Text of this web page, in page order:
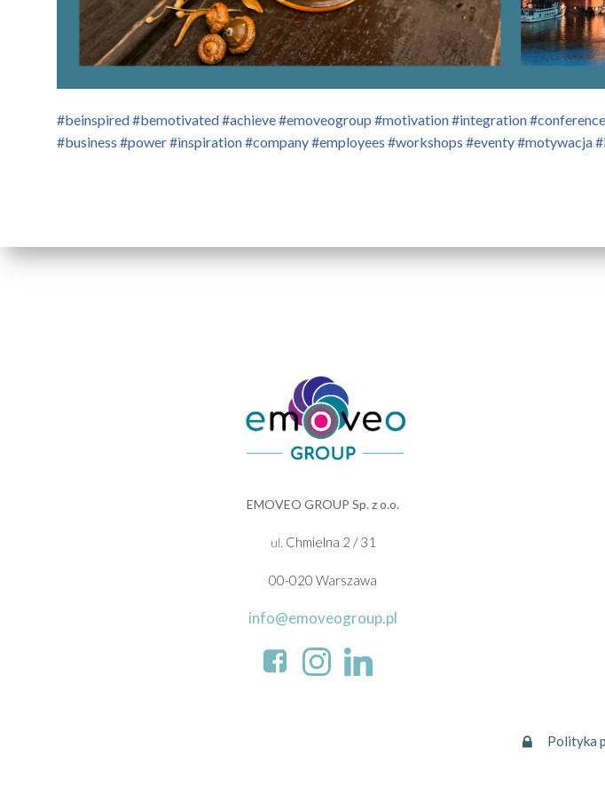
#beinspired #bemotivated #achieve #emoveogroup #motivation #integration
#business #power #inspiration #company #employees #workshops #eventy #motywacja
EMOVEO GROUP Sp. z o.o.
ul. Chmielna 2 / 31
00-020 Warszawa
info@emoveogroup.pl
Polityka